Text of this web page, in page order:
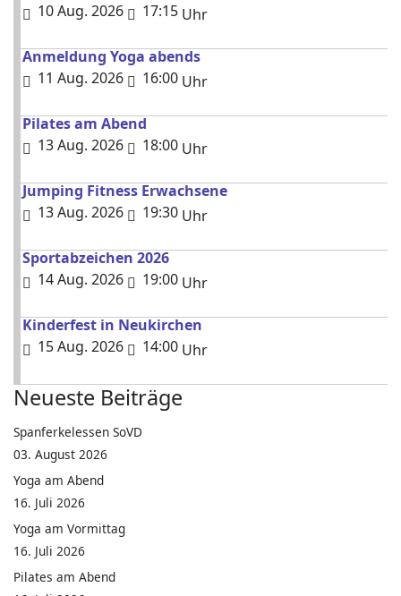
10 Aug. 2026
17:15 Uhr
Anmeldung Yoga abends
11 Aug. 2026
16:00 Uhr
Pilates am Abend
13 Aug. 2026
18:00 Uhr
Jumping Fitness Erwachsene
13 Aug. 2026
19:30 Uhr
Sportabzeichen 2026
14 Aug. 2026
19:00 Uhr
Kinderfest in Neukirchen
15 Aug. 2026
14:00 Uhr
Neueste Beiträge
Spanferkelessen SoVD
03. August 2026
Yoga am Abend
16. Juli 2026
Yoga am Vormittag
16. Juli 2026
Pilates am Abend